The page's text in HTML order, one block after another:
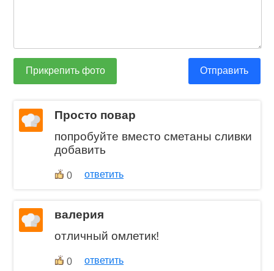
Прикрепить фото Отправить
Просто повар
попробуйте вместо сметаны сливки
добавить
0 ответить
валерия
отличный омлетик!
0 ответить